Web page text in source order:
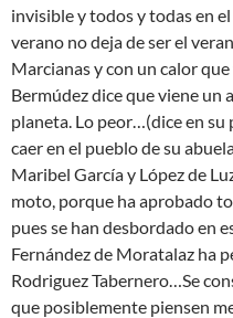
invisible y todos y todas en
verano no deja de ser el
Marcianas y con un calor
Bermúdez dice que viene un
planeta. Lo peor…(dice en su
caer en el pueblo de su
Maribel García y López de
moto, porque ha aprobado
pues se han desbordado en
Fernández de Moratalaz ha
Rodriguez Tabernero…Se
que posiblemente piensen